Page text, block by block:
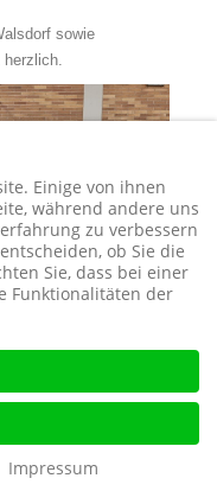
sowie
Einige von ihnen
während andere uns
zu verbessern
ob Sie die
Sie, dass bei einer
Funktionalitäten der
Impressum